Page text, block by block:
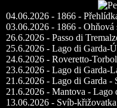
04.06.2026 - 1866 -
03.06.2026 - 1866 - Ohňová
26.6.2026 - Passo di
25.6.2026 - Lago di Garda-
24.6.2026 - Roveretto-
23.6.2026 - Lago di Garda-
21.6.2026 - Lago di Garda -
21.6.2026 - Mantova - Lago
13.06.2026 - Svíb-